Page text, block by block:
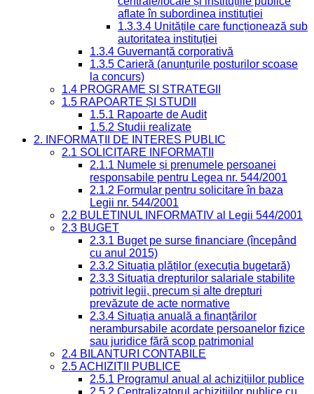
aflate în subordinea instituției
1.3.3.4 Unitățile care funcționează sub
autoritatea instituției
1.3.4 Guvernanță corporativă
1.3.5 Carieră (anunțurile posturilor scoase
la concurs)
1.4 PROGRAME ȘI STRATEGII
1.5 RAPOARTE ȘI STUDII
1.5.1 Rapoarte de Audit
1.5.2 Studii realizate
2. INFORMAȚII DE INTERES PUBLIC
2.1 SOLICITARE INFORMAȚII
2.1.1 Numele și prenumele persoanei
responsabile pentru Legea nr. 544/2001
2.1.2 Formular pentru solicitare în baza
Legii nr. 544/2001
2.2 BULETINUL INFORMATIV al Legii 544/2001
2.3 BUGET
2.3.1 Buget pe surse financiare (începând
cu anul 2015)
2.3.2 Situația plăților (execuția bugetară)
2.3.3 Situația drepturilor salariale stabilite
potrivit legii, precum și alte drepturi
prevăzute de acte normative
2.3.4 Situația anuală a finanțărilor
nerambursabile acordate persoanelor fizice
sau juridice fără scop patrimonial
2.4 BILANȚURI CONTABILE
2.5 ACHIZIȚII PUBLICE
2.5.1 Programul anual al achizițiilor publice
2.5.2 Centralizatorul achizițiilor publice cu